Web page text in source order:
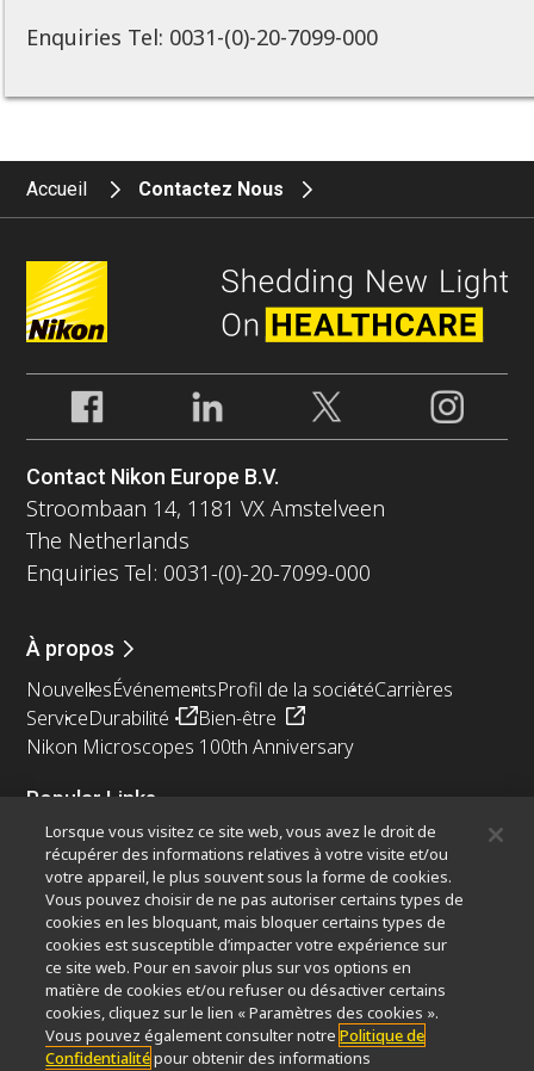
Enquiries Tel: 0031-(0)-20-7099-000
Accueil Contactez Nous
Contact Nikon Europe B.V.
Stroombaan 14, 1181 VX Amstelveen
The Netherlands
Enquiries Tel: 0031-(0)-20-7099-000
À propos
NouvellesÉvénementsProfil de la sociétéCarrières
ServiceDurabilité
Bien-être
Nikon Microscopes 100th Anniversary
Popular Links
Dernières nouvelles et actualitésSélecteur d’objectifs
Resolution CalculatorPubScopeOEM
Nikon Small World
MicroscopyU
Autres Produits Nikon
Produits d'imagerie
Microscopie industrielle et métrologie
Systèmes de lithographie à semi-conducteurs
Lorsque vous visitez ce site web, vous avez le droit de
récupérer des informations relatives à votre visite et/ou
votre appareil, le plus souvent sous la forme de cookies.
Vous pouvez choisir de ne pas autoriser certains types de
cookies en les bloquant, mais bloquer certains types de
cookies est susceptible d’impacter votre expérience sur
ce site web. Pour en savoir plus sur vos options en
matière de cookies et/ou refuser ou désactiver certains
cookies, cliquez sur le lien « Paramètres des cookies ».
Vous pouvez également consulter notrePolitique de
Confidentialitépour obtenir des informations